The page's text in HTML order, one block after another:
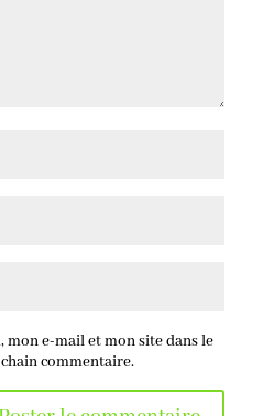
e-mail et mon site dans le
commentaire.